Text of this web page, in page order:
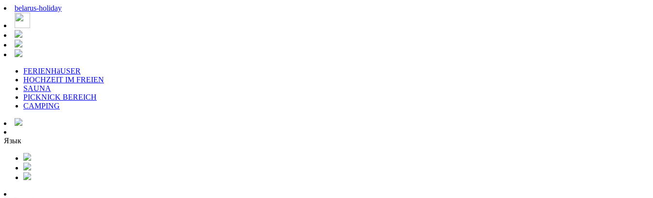
belarus-holiday
FERIENHäUSER
HOCHZEIT IM FREIEN
SAUNA
PICKNICK BEREICH
CAMPING
Язык